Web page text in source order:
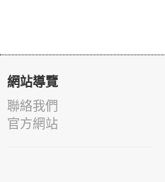
網站導覽
聯絡我們
官方網站